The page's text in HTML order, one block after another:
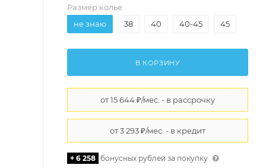
Размер колье
не знаю
38 40 40-45 45
В КОРЗИНУ
+ 6 258 бонусных рублей за покупку